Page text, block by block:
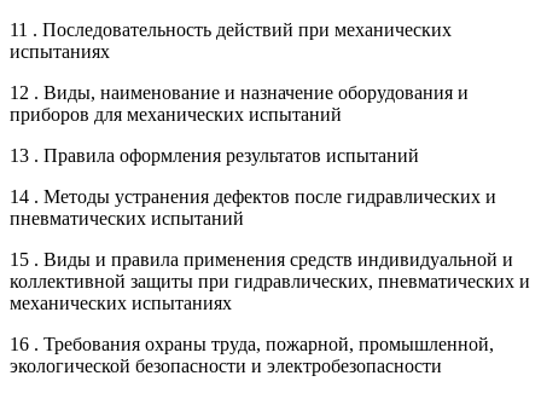
11 . Последовательность действий при механических
испытаниях
12 . Виды, наименование и назначение оборудования и
приборов для механических испытаний
13 . Правила оформления результатов испытаний
14 . Методы устранения дефектов после гидравлических и
пневматических испытаний
15 . Виды и правила применения средств индивидуальной и
коллективной защиты при гидравлических, пневматических и
механических испытаниях
16 . Требования охраны труда, пожарной, промышленной,
экологической безопасности и электробезопасности